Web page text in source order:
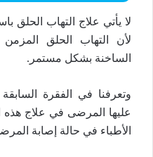
لا يأتي علاج التهاب الحلق
لأن التهاب الحلق
الساخنة بشكل مستمر.
وتعرفنا في الفقرة
عليها المرضى في علاج هذه
الأطباء في حالة إصابة